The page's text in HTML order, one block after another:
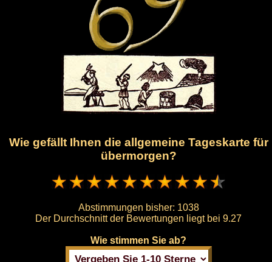
Wie gefällt Ihnen die allgemeine Tageskarte für
übermorgen?
Abstimmungen bisher: 1038
Der Durchschnitt der Bewertungen liegt bei 9.27
Wie stimmen Sie ab?